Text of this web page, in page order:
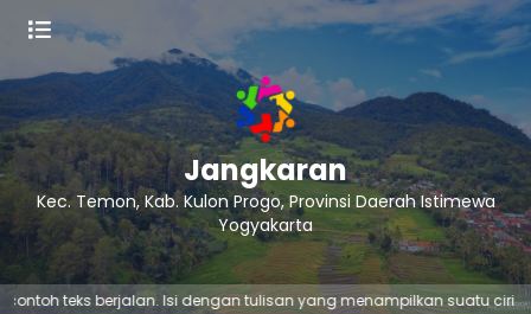
Jangkaran
Kec. Temon, Kab. Kulon Progo, Provinsi Daerah Istimewa
Yogyakarta
teks berjalan. Isi dengan tulisan yang menampilkan suatu ciri atau